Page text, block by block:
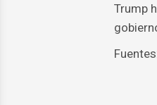
Trump